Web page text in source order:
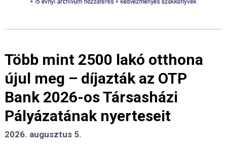
Több mint 2500 lakó otthona
újul meg – díjazták az OTP
Bank 2026-os Társasházi
Pályázatának nyerteseit
2026. augusztus 5.